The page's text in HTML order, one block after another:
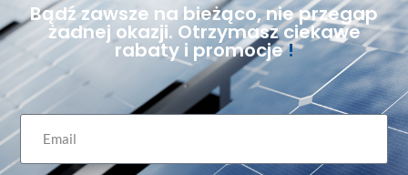
Bądź zawsze na bieżąco, nie przegap
żadnej okazji. Otrzymasz ciekawe
rabaty i promocje!